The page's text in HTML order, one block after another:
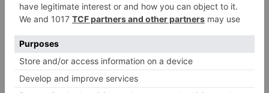
estreno de la Vuelta a Burgos
2
Un incendio intencionado
calcina el tobogán del parque
infantil del Barrio del Pilar de
Burgos